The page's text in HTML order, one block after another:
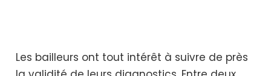
Les bailleurs ont tout intérêt à suivre de près